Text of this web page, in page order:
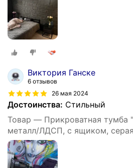
Виктория Ганске
6 отзывов
26 мая 2024
Достоинства: Стильный
Товар — Прикроватная тумба
металл/ЛДСП, с ящиком, серая